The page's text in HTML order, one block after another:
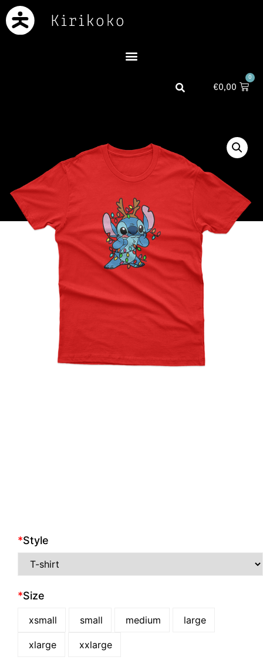
€0,00
0
*Style
*Size
xsmall small medium large
xlarge xxlarge